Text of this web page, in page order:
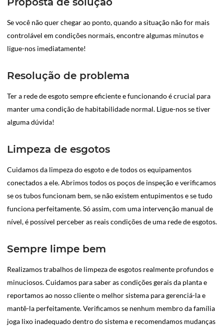
Se você não quer chegar ao ponto, quando a situação não for mais
controlável em condições normais, encontre algumas minutos e
ligue-nos imediatamente!
Resolução de problema
Ter a rede de esgoto sempre eficiente e funcionando é crucial para
manter uma condição de habitabilidade normal. Ligue-nos se tiver
alguma dúvida!
Limpeza de esgotos
Cuidamos da limpeza do esgoto e de todos os equipamentos
conectados a ele. Abrimos todos os poços de inspeção e verificamos
se os tubos funcionam bem, se não existem entupimentos e se tudo
funciona perfeitamente. Só assim, com uma intervenção manual de
nível, é possível perceber as reais condições de uma rede de esgotos.
Sempre limpe bem
Realizamos trabalhos de limpeza de esgotos realmente profundos e
minuciosos. Cuidamos para saber as condições gerais da planta e
reportamos ao nosso cliente o melhor sistema para gerenciá-la e
mantê-la perfeitamente. Verificamos se nenhum membro da família
joga lixo inadequado dentro do sistema e recomendamos mudanças